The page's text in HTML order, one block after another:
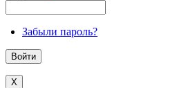
Забыли пароль?
X